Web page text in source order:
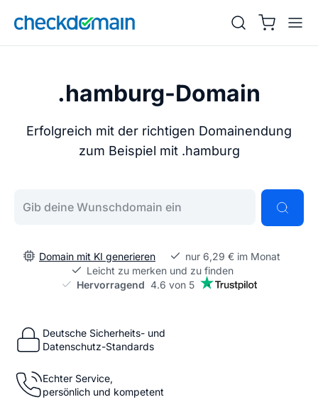
.hamburg-Domain
Erfolgreich mit der richtigen Domainendung
zum Beispiel mit .hamburg
Domain mit KI generieren
nur 6,29 € im Monat
Leicht zu merken und zu finden
Hervorragend 4.6 von 5
Deutsche Sicherheits- und
Datenschutz-Standards
Echter Service,
persönlich und kompetent